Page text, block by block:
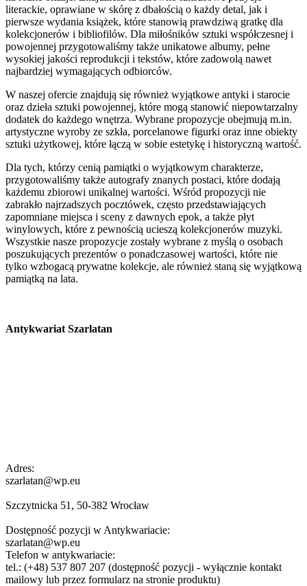
literackie, oprawiane w skórę z dbałością o każdy detal, jak i
pierwsze wydania książek, które stanowią prawdziwą gratkę dla
kolekcjonerów i bibliofilów. Dla miłośników sztuki współczesnej i
powojennej przygotowaliśmy także unikatowe albumy, pełne
wysokiej jakości reprodukcji i tekstów, które zadowolą nawet
najbardziej wymagających odbiorców.
W naszej ofercie znajdują się również wyjątkowe antyki i starocie
oraz dzieła sztuki powojennej, które mogą stanowić niepowtarzalny
dodatek do każdego wnętrza. Wybrane propozycje obejmują m.in.
artystyczne wyroby ze szkła, porcelanowe figurki oraz inne obiekty
sztuki użytkowej, które łączą w sobie estetykę i historyczną wartość.
Dla tych, którzy cenią pamiątki o wyjątkowym charakterze,
przygotowaliśmy także autografy znanych postaci, które dodają
każdemu zbiorowi unikalnej wartości. Wśród propozycji nie
zabrakło najrzadszych pocztówek, często przedstawiających
zapomniane miejsca i sceny z dawnych epok, a także płyt
winylowych, które z pewnością ucieszą kolekcjonerów muzyki.
Wszystkie nasze propozycje zostały wybrane z myślą o osobach
poszukujących prezentów o ponadczasowej wartości, które nie
tylko wzbogacą prywatne kolekcje, ale również staną się wyjątkową
pamiątką na lata.
Antykwariat Szarlatan
Adres:
szarlatan@wp.eu
Szczytnicka 51, 50-382 Wrocław
Dostępność pozycji w Antykwariacie:
szarlatan@wp.eu
Telefon w antykwariacie:
tel.: (+48) 537 807 207 (dostępność pozycji - wyłącznie kontakt
mailowy lub przez formularz na stronie produktu)